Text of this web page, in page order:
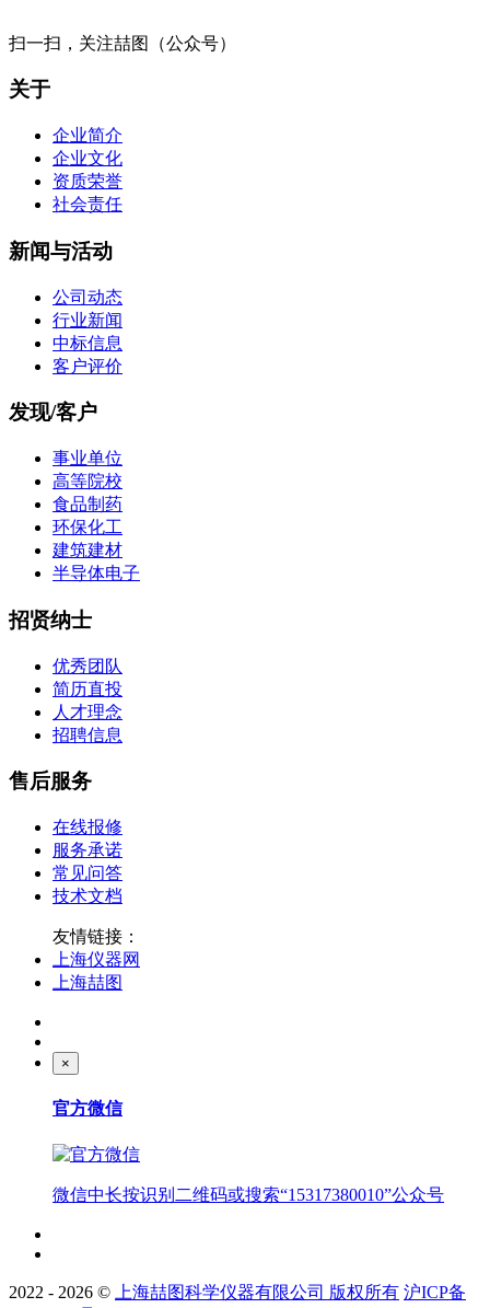
扫一扫，关注喆图（公众号）
关于
企业简介
企业文化
资质荣誉
社会责任
新闻与活动
公司动态
行业新闻
中标信息
客户评价
发现/客户
事业单位
高等院校
食品制药
环保化工
建筑建材
半导体电子
招贤纳士
优秀团队
简历直投
人才理念
招聘信息
售后服务
在线报修
服务承诺
常见问答
技术文档
友情链接：
上海仪器网
上海喆图
×
官方微信
微信中长按识别二维码或搜索“15317380010”公众号
2022 - 2026 © 上海喆图科学仪器有限公司 版权所有 沪ICP备